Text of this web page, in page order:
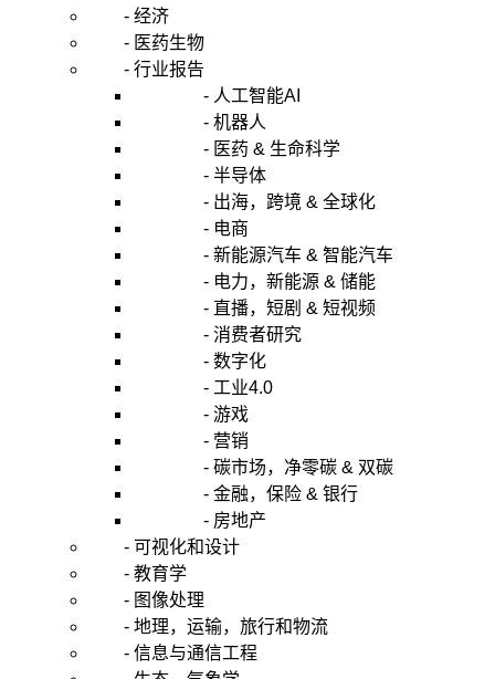
- 经济
- 医药生物
- 行业报告
- 人工智能AI
- 机器人
- 医药 & 生命科学
- 半导体
- 出海，跨境 & 全球化
- 电商
- 新能源汽车 & 智能汽车
- 电力，新能源 & 储能
- 直播，短剧 & 短视频
- 消费者研究
- 数字化
- 工业4.0
- 游戏
- 营销
- 碳市场，净零碳 & 双碳
- 金融，保险 & 银行
- 房地产
- 可视化和设计
- 教育学
- 图像处理
- 地理，运输，旅行和物流
- 信息与通信工程